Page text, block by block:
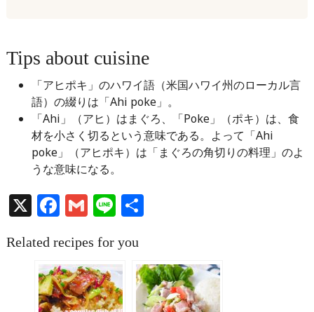
Tips about cuisine
「アヒポキ」のハワイ語（米国ハワイ州のローカル言
語）の綴りは「Ahi poke」。
「Ahi」（アヒ）はまぐろ、「Poke」（ポキ）は、食
材を小さく切るという意味である。よって「Ahi
poke」（アヒポキ）は「まぐろの角切りの料理」のよ
うな意味になる。
X Facebook
Gmail
Line共
Related recipes for you